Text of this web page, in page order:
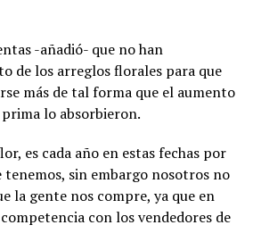
-añadió- que no han
de los arreglos florales para que
más de tal forma que el aumento
lo absorbieron.
es cada año en estas fechas por
tenemos, sin embargo nosotros no
la gente nos compre, ya que en
con los vendedores de